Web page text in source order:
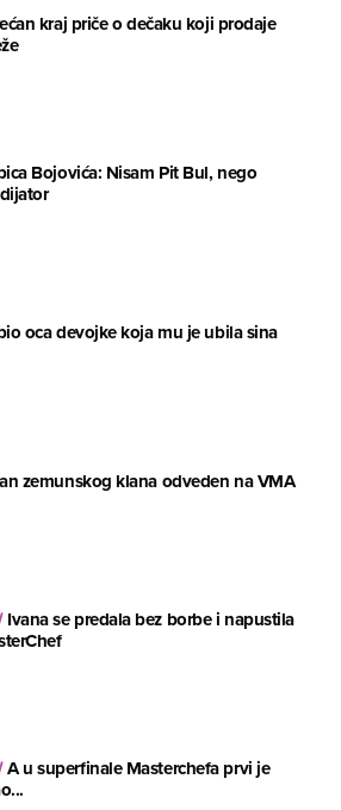
kraj priče o dečaku koji prodaje
Bojovića: Nisam Pit Bul, nego
oca devojke koja mu je ubila sina
zemunskog klana odveden na VMA
Ivana se predala bez borbe i napustila
A u superfinale Masterchefa prvi je